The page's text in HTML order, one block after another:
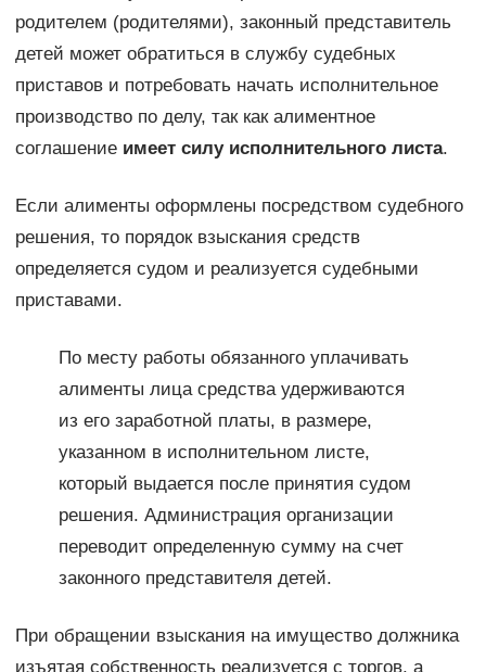
родителем (родителями), законный представитель
детей может обратиться в службу судебных
приставов и потребовать начать исполнительное
производство по делу, так как алиментное
соглашение имеет силу исполнительного листа.
Если алименты оформлены посредством судебного
решения, то порядок взыскания средств
определяется судом и реализуется судебными
приставами.
По месту работы обязанного уплачивать
алименты лица средства удерживаются
из его заработной платы, в размере,
указанном в исполнительном листе,
который выдается после принятия судом
решения. Администрация организации
переводит определенную сумму на счет
законного представителя детей.
При обращении взыскания на имущество должника
изъятая собственность реализуется с торгов, а